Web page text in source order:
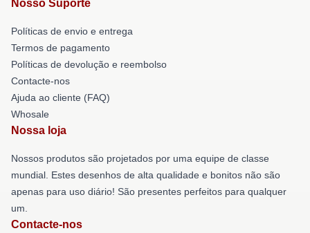
Nosso Suporte
Políticas de envio e entrega
Termos de pagamento
Políticas de devolução e reembolso
Contacte-nos
Ajuda ao cliente (FAQ)
Whosale
Nossa loja
Nossos produtos são projetados por uma equipe de classe
mundial. Estes desenhos de alta qualidade e bonitos não são
apenas para uso diário! São presentes perfeitos para qualquer
um.
Contacte-nos